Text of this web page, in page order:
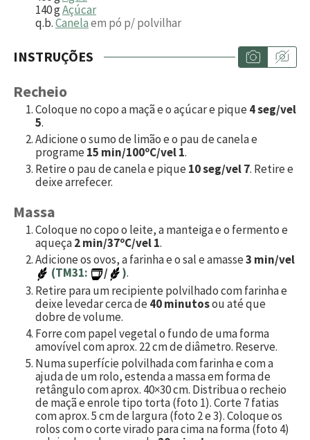
140gAçúcar
q.b.Canelaem pó p/ polvilhar
INSTRUÇÕES
Recheio
Coloque no copo a maçã e o açúcar e pique4 seg/vel
5.
Adicione o sumo de limão e o pau de canela e
programe15 min/100ºC/vel 1.
Retire o pau de canela e pique10 seg/vel 7. Retire e
deixe arrefecer.
Massa
Coloque no copo o leite, a manteiga e o fermento e
aqueça2 min/37ºC/vel 1.
Adicione os ovos, a farinha e o sal e amasse3 min/vel
(TM31:
/ ).
Retire para um recipiente polvilhado com farinha e
deixe levedar cerca de40 minutosou até que
dobre de volume.
Forre com papel vegetal o fundo de uma forma
amovível com aprox. 22 cm de diâmetro. Reserve.
Numa superfície polvilhada com farinha e com a
ajuda de um rolo, estenda a massa em forma de
retângulo com aprox. 40×30 cm. Distribua o recheio
de maçã e enrole tipo torta (foto 1). Corte 7 fatias
com aprox. 5 cm de largura (foto 2 e 3). Coloque os
rolos com o corte virado para cima na forma (foto 4)